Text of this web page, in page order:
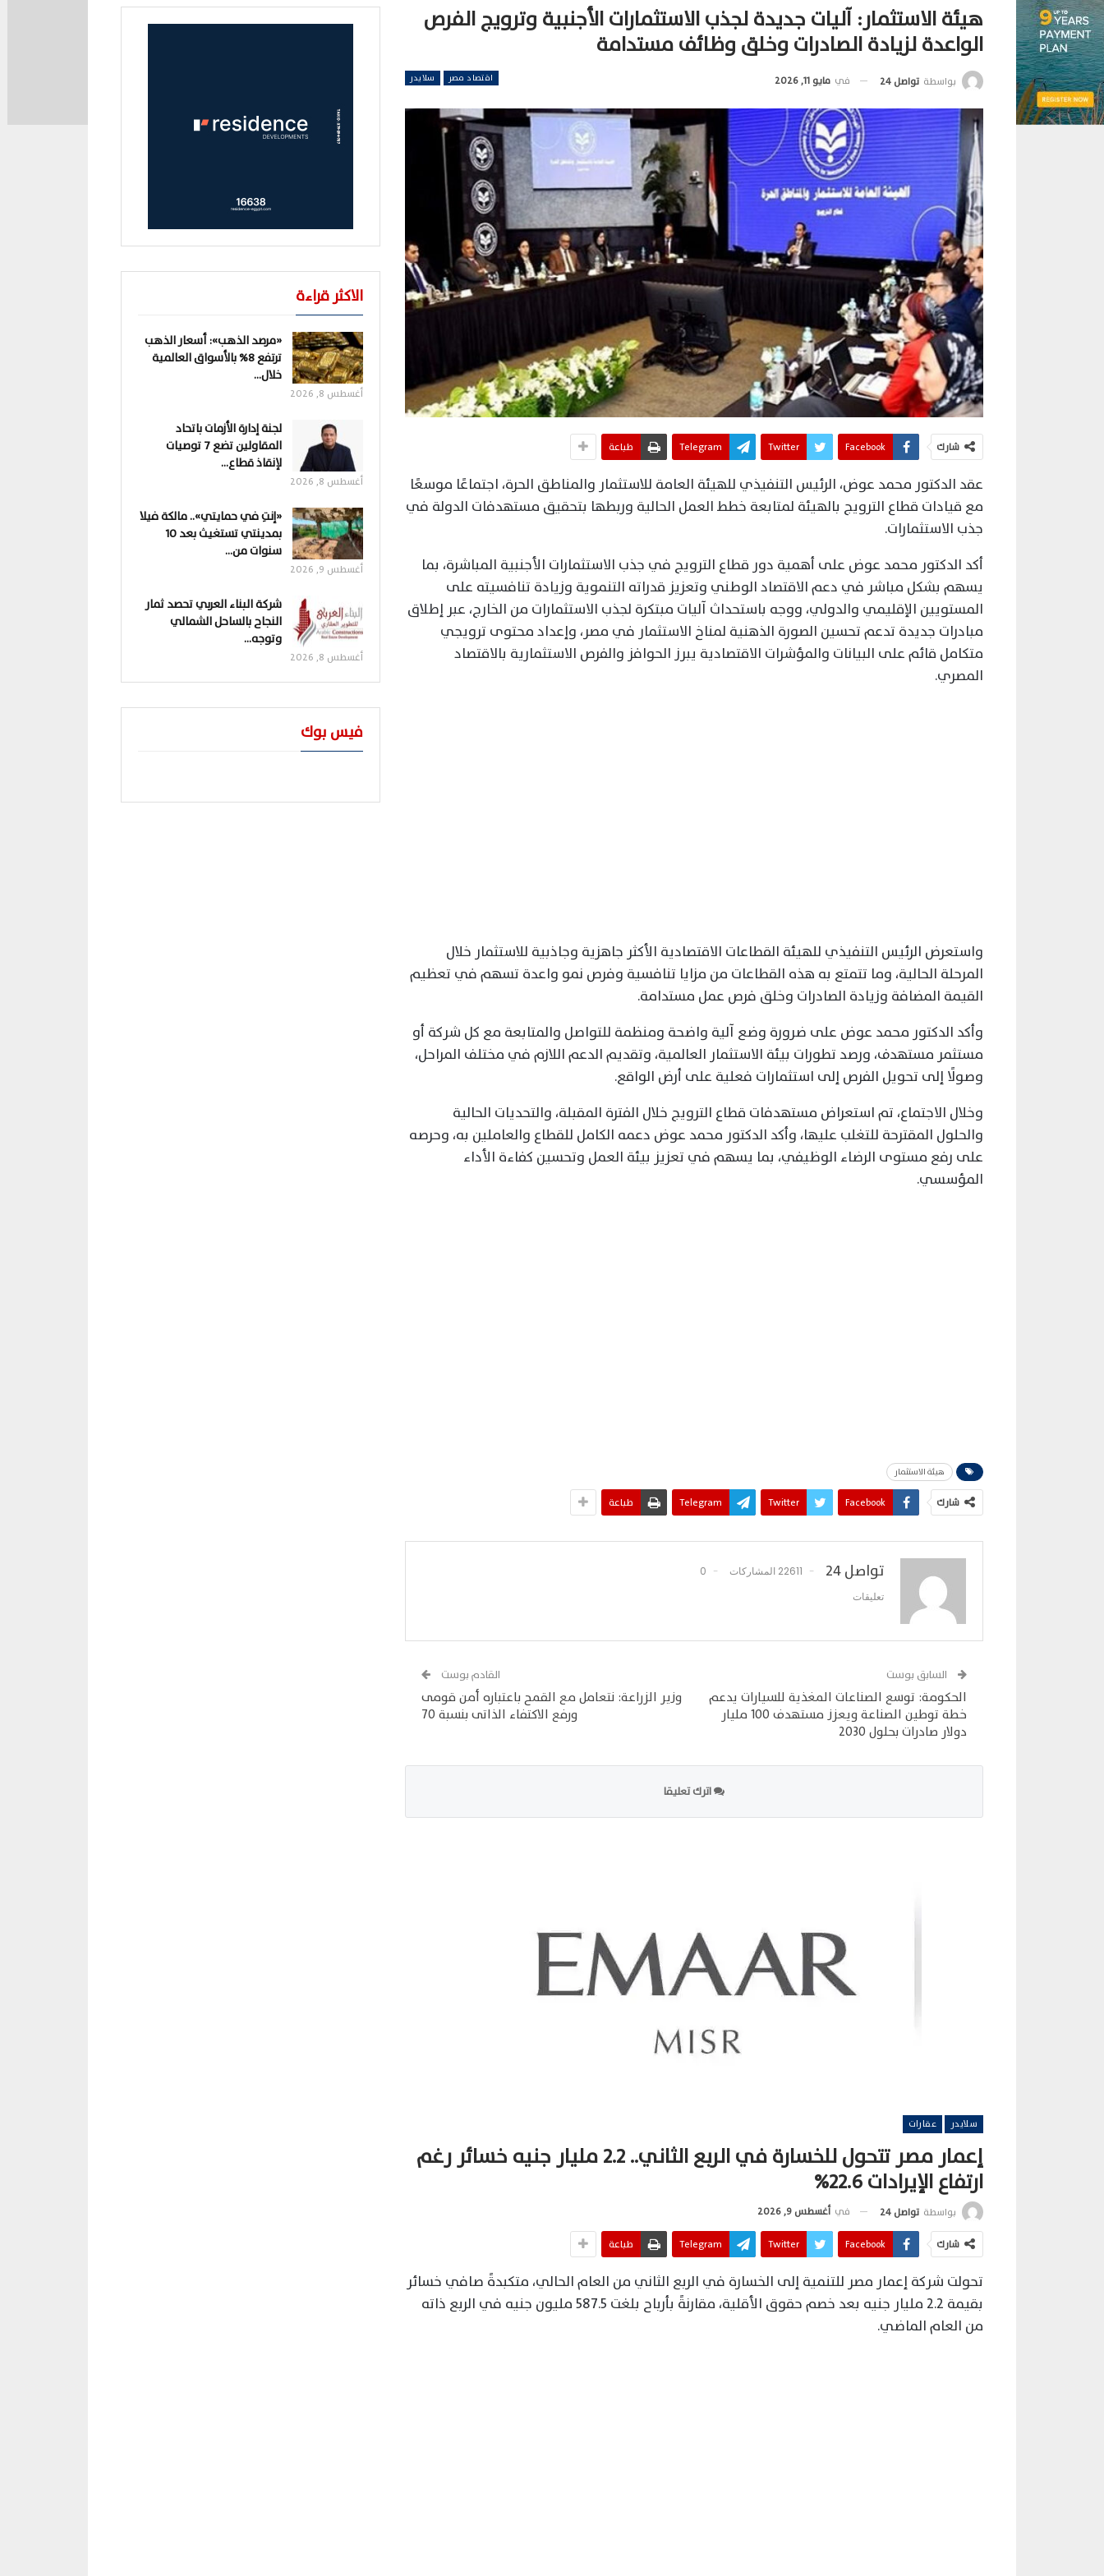
هيئة الاستثمار: آليات جديدة لجذب الاستثمارات الأجنبية وترويج الفرص
الواعدة لزيادة الصادرات وخلق وظائف مستدامة
اقتصاد مصر سلايدر بواسطة تواصل 24 في مايو 11, 2026
شارك Facebook
Twitter
Telegram طباعة
عقد الدكتور محمد عوض، الرئيس التنفيذي للهيئة العامة للاستثمار والمناطق الحرة، اجتماعًا موسعًا
مع قيادات قطاع الترويج بالهيئة لمتابعة خطط العمل الحالية وربطها بتحقيق مستهدفات الدولة في
جذب الاستثمارات.
أكد الدكتور محمد عوض على أهمية دور قطاع الترويج في جذب الاستثمارات الأجنبية المباشرة، بما
يسهم بشكل مباشر في دعم الاقتصاد الوطني وتعزيز قدراته التنموية وزيادة تنافسيته على
المستويين الإقليمي والدولي، ووجه باستحداث آليات مبتكرة لجذب الاستثمارات من الخارج، عبر إطلاق
مبادرات جديدة تدعم تحسين الصورة الذهنية لمناخ الاستثمار في مصر، وإعداد محتوى ترويجي
متكامل قائم على البيانات والمؤشرات الاقتصادية يبرز الحوافز والفرص الاستثمارية بالاقتصاد
المصري.
واستعرض الرئيس التنفيذي للهيئة القطاعات الاقتصادية الأكثر جاهزية وجاذبية للاستثمار خلال
المرحلة الحالية، وما تتمتع به هذه القطاعات من مزايا تنافسية وفرص نمو واعدة تسهم في تعظيم
القيمة المضافة وزيادة الصادرات وخلق فرص عمل مستدامة.
وأكد الدكتور محمد عوض على ضرورة وضع آلية واضحة ومنظمة للتواصل والمتابعة مع كل شركة أو
مستثمر مستهدف، ورصد تطورات بيئة الاستثمار العالمية، وتقديم الدعم اللازم في مختلف المراحل،
وصولًا إلى تحويل الفرص إلى استثمارات فعلية على أرض الواقع.
وخلال الاجتماع، تم استعراض مستهدفات قطاع الترويج خلال الفترة المقبلة، والتحديات الحالية
والحلول المقترحة للتغلب عليها، وأكد الدكتور محمد عوض دعمه الكامل للقطاع والعاملين به، وحرصه
على رفع مستوى الرضاء الوظيفي، بما يسهم في تعزيز بيئة العمل وتحسين كفاءة الأداء
المؤسسي.
هيئة الاستثمار
شارك Facebook
Twitter
Telegram طباعة
تواصل 24 22611 المشاركات
0
تعليقات
السابق بوست
الحكومة: توسع الصناعات المغذية للسيارات يدعم
خطة توطين الصناعة ويعزز مستهدف 100 مليار
دولار صادرات بحلول 2030
القادم بوست
وزير الزراعة: نتعامل مع القمح باعتباره أمن قومى
ورفع الاكتفاء الذاتى بنسبة 70
اترك تعليقا
سلايدر عقارات
إعمار مصر تتحول للخسارة في الربع الثاني.. 2.2 مليار جنيه خسائر رغم
ارتفاع الإيرادات 22.6%
بواسطة تواصل 24 في أغسطس 9, 2026
شارك Facebook
Twitter
Telegram طباعة
تحولت شركة إعمار مصر للتنمية إلى الخسارة في الربع الثاني من العام الحالي، متكبدةً صافي خسائر
بقيمة 2.2 مليار جنيه بعد خصم حقوق الأقلية، مقارنةً بأرباح بلغت 587.5 مليون جنيه في الربع ذاته
من العام الماضي.
الاكثر قراءة
«مرصد الذهب»: أسعار الذهب
ترتفع 8% بالأسواق العالمية
خلال…
أغسطس 8, 2026
لجنة إدارة الأزمات باتحاد
المقاولين تضع 7 توصيات
لإنقاذ قطاع…
أغسطس 8, 2026
«إنتِ في حمايتي».. مالكة فيلا
بمدينتي تستغيث بعد 10
سنوات من…
أغسطس 9, 2026
شركة البناء العربي تحصد ثمار
النجاح بالساحل الشمالي
وتوجه…
أغسطس 8, 2026
فيس بوك